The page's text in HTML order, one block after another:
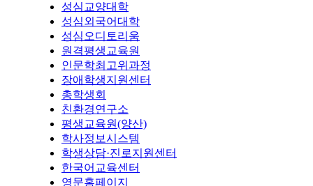
성심교양대학
성심외국어대학
성심오디토리움
원격평생교육원
인문학최고위과정
장애학생지원센터
총학생회
친환경연구소
평생교육원(양산)
학사정보시스템
학생상담·진로지원센터
한국어교육센터
영문홈페이지